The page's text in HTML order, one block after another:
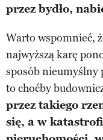
przez bydło,
Warto wspomnieć,
najwyższą karę
sposób nieumyślny
to choćby
przez takiego
się, a w